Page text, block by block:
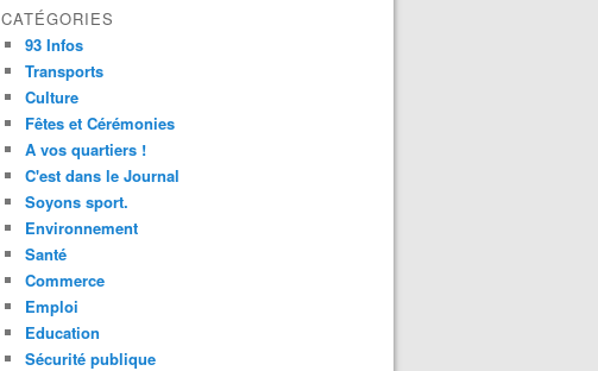
CATÉGORIES
93 Infos
Transports
Culture
Fêtes et Cérémonies
A vos quartiers !
C'est dans le Journal
Soyons sport.
Environnement
Santé
Commerce
Emploi
Education
Sécurité publique